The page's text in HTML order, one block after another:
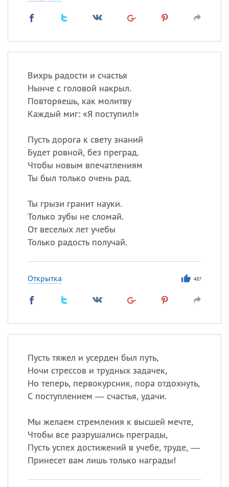
Вихрь радости и счастья
Нынче с головой накрыл.
Повторяешь, как молитву
Каждый миг: «Я поступил!»
Пусть дорога к свету знаний
Будет ровной, без преград.
Чтобы новым впечатлениям
Ты был только очень рад.
Ты грызи гранит науки.
Только зубы не сломай.
От веселых лет учебы
Только радость получай.
Открытка 487
Пусть тяжел и усерден был путь,
Ночи стрессов и трудных задачек,
Но теперь, первокурсник, пора отдохнуть,
С поступлением — счастья, удачи.
Мы желаем стремления к высшей мечте,
Чтобы все разрушались преграды,
Пусть успех достижений в учебе, труде, —
Принесет вам лишь только награды!